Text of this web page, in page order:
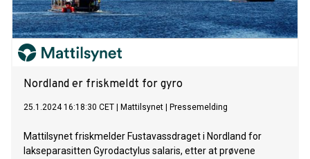
Nordland er friskmeldt for gyro
25.1.2024 16:18:30 CET Mattilsynet Pressemelding
Mattilsynet friskmelder Fustavassdraget i Nordland for
lakseparasitten Gyrodactylus salaris, etter at prøvene